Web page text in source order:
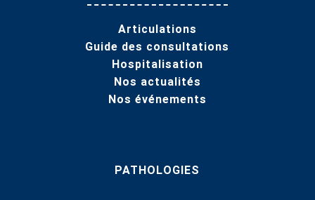
Articulations
Guide des consultations
Hospitalisation
Nos actualités
Nos événements
PATHOLOGIES